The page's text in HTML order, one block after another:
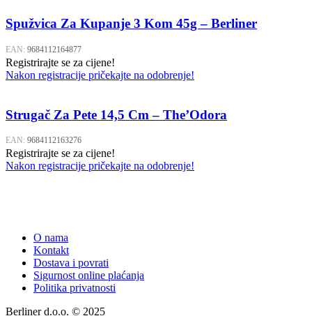
Spužvica Za Kupanje 3 Kom 45g – Berliner
EAN: 9684112164877
Registrirajte se za cijene!
Nakon registracije pričekajte na odobrenje!
Strugač Za Pete 14,5 Cm – The’Odora
EAN: 9684112163276
Registrirajte se za cijene!
Nakon registracije pričekajte na odobrenje!
O nama
Kontakt
Dostava i povrati
Sigurnost online plaćanja
Politika privatnosti
Berliner d.o.o. © 2025